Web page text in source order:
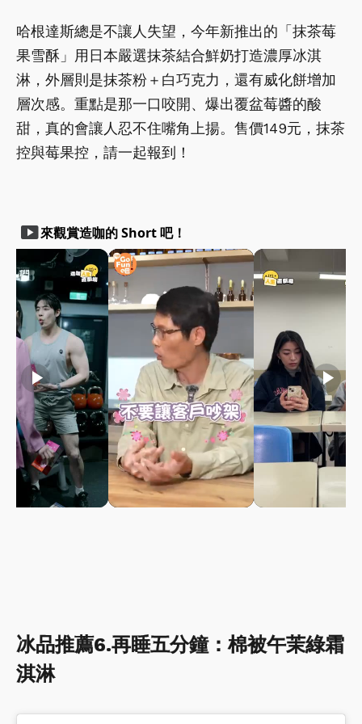
哈根達斯總是不讓人失望，今年新推出的「抹茶莓
果雪酥」用日本嚴選抹茶結合鮮奶打造濃厚冰淇
淋，外層則是抹茶粉＋白巧克力，還有威化餅增加
層次感。重點是那一口咬開、爆出覆盆莓醬的酸
甜，真的會讓人忍不住嘴角上揚。售價149元，抹茶
控與莓果控，請一起報到！
smart_display來觀賞造咖的 Short 吧！
play_arrow play_arrow play_arrow
冰品推薦6.再睡五分鐘：棉被午茉綠霜
淇淋